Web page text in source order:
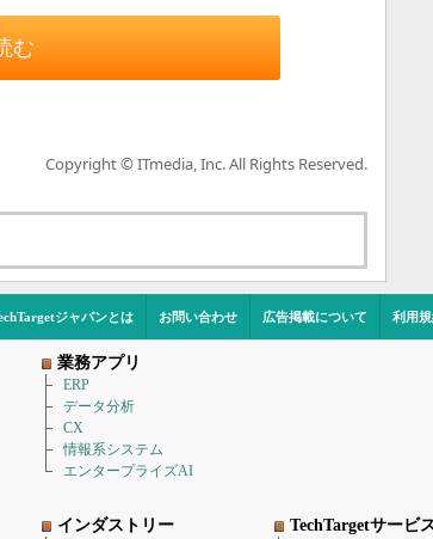
む
Copyright © ITmedia, Inc. All Rights Reserved.
ジャパンとは お問い合わせ 広告掲載について 利用
業務アプリ
ERP
データ分析
CX
情報系システム
エンタープライズAI
インダストリー TechTargetサービ